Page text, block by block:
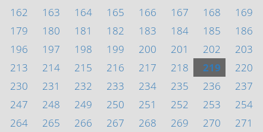
162 163 164 165 166 167 168 169
179 180 181 182 183 184 185 186
196 197 198 199 200 201 202 203
213 214 215 216 217 218 219 220
230 231 232 233 234 235 236 237
247 248 249 250 251 252 253 254
264 265 266 267 268 269 270 271